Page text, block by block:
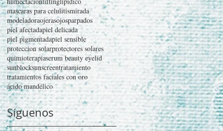
mascaras para celulitismirada
modeladoraojerasojosparpados
piel afectadapiel delicada
piel pigmentadapiel sensible
proteccion solarprotectores solares
quimioterapiaserum beauty eyelid
sunblocksunscreentratamiento
tratamientos faciales con oro
ácido mandélico
Síguenos